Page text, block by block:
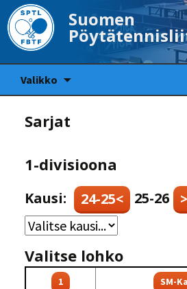
Suomen
Valikko
Sarjat
1-divisioona
Kausi: 24-25< 25-26
Valitse lohko
1 SM-